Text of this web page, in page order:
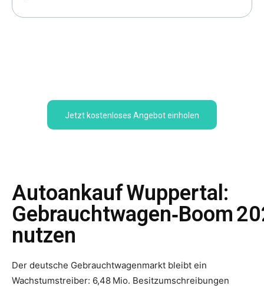
Jetzt kostenloses Angebot einholen
Autoankauf Wuppertal:
Gebrauchtwagen‑Boom
nutzen
Der deutsche Gebrauchtwagenmarkt bleibt ein
Wachstumstreiber: 6,48 Mio. Besitzumschreibungen